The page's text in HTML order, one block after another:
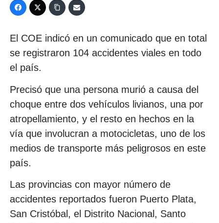
El COE indicó en un comunicado que en total
se registraron 104 accidentes viales en todo
el país.
Precisó que una persona murió a causa del
choque entre dos vehículos livianos, una por
atropellamiento, y el resto en hechos en la
vía que involucran a motocicletas, uno de los
medios de transporte más peligrosos en este
país.
Las provincias con mayor número de
accidentes reportados fueron Puerto Plata,
San Cristóbal, el Distrito Nacional, Santo